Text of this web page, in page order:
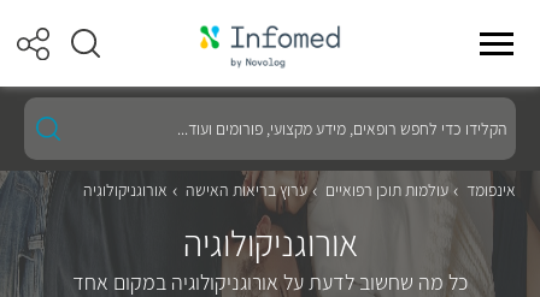
הקלידו
כדי
לחפש
רופאים,
מידע
פורומים
ועוד...
אינפומד עולמות תוכן רפואיים ערוץ בריאות האישה אורוגניקולוגיה
אורוגניקולוגיה
כל מה שחשוב לדעת על אורוגניקולוגיה במקום אחד